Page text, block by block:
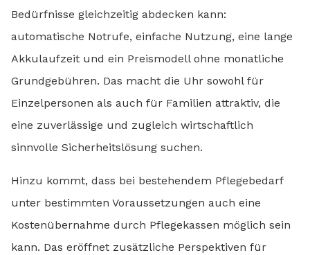
Bedürfnisse gleichzeitig abdecken kann:
automatische Notrufe, einfache Nutzung, eine lange
Akkulaufzeit und ein Preismodell ohne monatliche
Grundgebühren. Das macht die Uhr sowohl für
Einzelpersonen als auch für Familien attraktiv, die
eine zuverlässige und zugleich wirtschaftlich
sinnvolle Sicherheitslösung suchen.
Hinzu kommt, dass bei bestehendem Pflegebedarf
unter bestimmten Voraussetzungen auch eine
Kostenübernahme durch Pflegekassen möglich sein
kann. Das eröffnet zusätzliche Perspektiven für